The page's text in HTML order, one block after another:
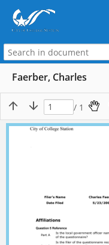
Faerber, Charles
/ 1